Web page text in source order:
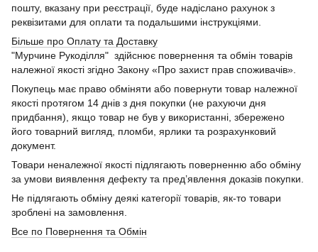
пошту, вказану при реєстрації, буде надіслано рахунок з
реквізитами для оплати та подальшими інструкціями.
Більше про Оплату та Доставку
"Мурчине Рукоділля" здійснює повернення та обмін товарів
належної якості згідно Закону «Про захист прав споживачів».
Покупець має право обміняти або повернути товар належної
якості протягом 14 днів з дня покупки (не рахуючи дня
придбання), якщо товар не був у використанні, збережено
його товарний вигляд, пломби, ярлики та розрахунковий
документ.
Товари неналежної якості підлягають поверненню або обміну
за умови виявлення дефекту та пред’явлення доказів покупки.
Не підлягають обміну деякі категорії товарів, як-то товари
зроблені на замовлення.
Все по Повернення та Обмін